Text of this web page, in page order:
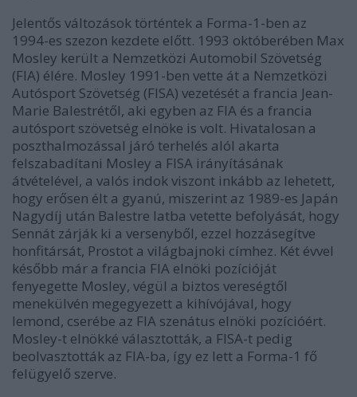
Jelentős változások történtek a Forma-1-ben az
1994-es szezon kezdete előtt. 1993 októberében Max
Mosley került a Nemzetközi Automobil Szövetség
(FIA) élére. Mosley 1991-ben vette át a Nemzetközi
Autósport Szövetség (FISA) vezetését a francia Jean-
Marie Balestrétől, aki egyben az FIA és a francia
autósport szövetség elnöke is volt. Hivatalosan a
poszthalmozással járó terhelés alól akarta
felszabadítani Mosley a FISA irányításának
átvételével, a valós indok viszont inkább az lehetett,
hogy erősen élt a gyanú, miszerint az 1989-es Japán
Nagydíj után Balestre latba vetette befolyását, hogy
Sennát zárják ki a versenyből, ezzel hozzásegítve
honfitársát, Prostot a világbajnoki címhez. Két évvel
később már a francia FIA elnöki pozícióját
fenyegette Mosley, végül a biztos vereségtől
menekülvén megegyezett a kihívójával, hogy
lemond, cserébe az FIA szenátus elnöki pozícióért.
Mosley-t elnökké választották, a FISA-t pedig
beolvasztották az FIA-ba, így ez lett a Forma-1 fő
felügyelő szerve.